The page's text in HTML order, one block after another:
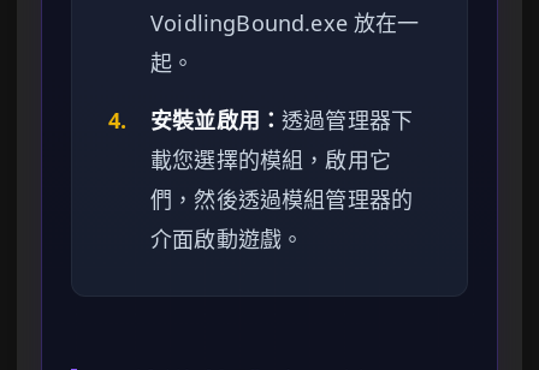
VoidlingBound.exe 放在一
起。
4.
安裝並啟用：透過管理器下
載您選擇的模組，啟用它
們，然後透過模組管理器的
介面啟動遊戲。